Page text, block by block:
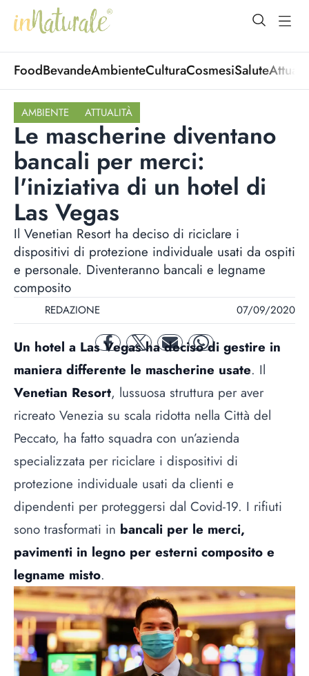
open
FoodBevandeAmbienteCulturaCosmesiSalute
AMBIENTE ATTUALITÀ
Le mascherine diventano
bancali per merci:
l'iniziativa di un hotel di
Las Vegas
Il Venetian Resort ha deciso di riciclare i
dispositivi di protezione individuale usati da ospiti
e personale. Diventeranno bancali e legname
composito
REDAZIONE 07/09/2020
facebooktwitter mail whatsapp
Un hotel a Las Vegas ha deciso di gestire in
maniera differente le mascherine usate. Il
Venetian Resort, lussuosa struttura per aver
ricreato Venezia su scala ridotta nella Città del
Peccato, ha fatto squadra con un’azienda
specializzata per riciclare i dispositivi di
protezione individuale usati da clienti e
dipendenti per proteggersi dal Covid-19. I rifiuti
sono trasformati in bancali per le merci,
pavimenti in legno per esterni composito e
legname misto.